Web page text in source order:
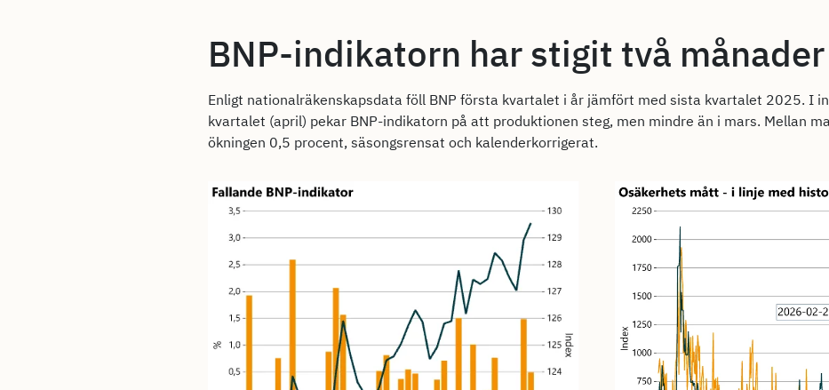
BNP-indikatorn har stigit två
Enligt nationalräkenskapsdata föll BNP första kvartalet i år jämfört med sista kvartalet 2025. I
kvartalet (april) pekar BNP-indikatorn på att produktionen steg, men mindre än i mars. Mellan
ökningen 0,5 procent, säsongsrensat och kalenderkorrigerat.